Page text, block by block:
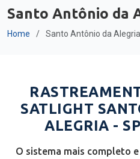
Santo Antônio da
Home Santo Antônio da
SATLIGHT
ALEGRIA - SP
O sistema mais completo